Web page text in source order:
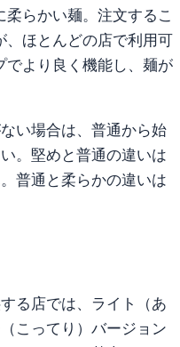
柔らかい麺。注文するこ
、ほとんどの店で利用可
でより良く機能し、麺が
い場合は、普通から始
。堅めと普通の違いは
普通と柔らかの違いは
る店では、ライト（あ
こってり）バージョン